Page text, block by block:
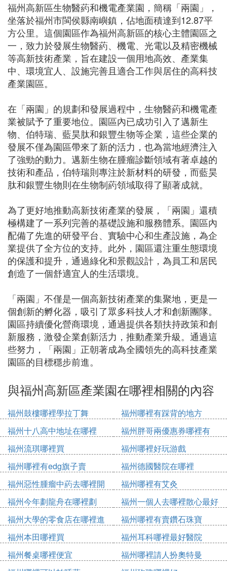
福州高新區生物醫葯和機電產業園，簡稱「兩園」，
坐落於福州市閩侯縣南嶼鎮，佔地面積達到12.87平
方公里。這個園區作為福州高新區的核心主體園區之
一，致力於發展生物醫葯、機電、光電以及精密機械
等高新技術產業，旨在建設一個用地高效、產業集
中、環境宜人、設施完善且適合工作與居住的高科技
產業園區。
在「兩園」的規劃和發展過程中，生物醫葯和機電產
業被賦予了重要地位。園區內已成功引入了邁新生
物、伯特瑞、藍昊肽和銀豐生物等企業，這些企業的
發展不僅為園區帶來了新的活力，也為當地經濟注入
了強勁的動力。邁新生物在腫瘤診斷領域有著卓越的
技術和產品，伯特瑞則專注於新材料的研發，而藍昊
肽和銀豐生物則在生物制葯領域取得了顯著成就。
為了更好地推動高新技術產業的發展，「兩園」還積
極構建了一系列完善的基礎設施和服務體系。園區內
配備了先進的研發平台、實驗中心和生產設施，為企
業提供了全方位的支持。此外，園區還注重生態環境
的保護和提升，通過綠化和景觀設計，為員工和居民
創造了一個舒適宜人的生活環境。
「兩園」不僅是一個高新技術產業的集聚地，更是一
個創新的孵化器，吸引了眾多科技人才和創新團隊。
園區持續優化營商環境，通過提供各類扶持政策和創
新服務，激發企業創新活力，推動產業升級。通過這
些努力，「兩園」正朝著成為全國領先的高科技產業
園區的目標穩步前進。
與福州高新區產業園在哪裡相關的內容
福州鼓樓哪裡學拉丁舞
福州哪裡有踩背的地方
福州十八高中地址在哪裡
福州胖哥兩優惠券哪裡有
福州流琪哪裡買
福州哪裡好玩游戲
福州哪裡有edg旗子賣
福州德國醫院在哪裡
福州惡性腫瘤中葯去哪裡開
福州哪裡有艾灸
福州今年劃龍舟在哪裡劃
福州一個人去哪裡散心最好
福州大學的零食店在哪裡進
貨
福州哪裡有賣鑽石珠寶
福州本田哪裡買
福州耳科哪裡最好醫院
福州餐桌哪裡便宜
福州哪裡請人扮奧特曼